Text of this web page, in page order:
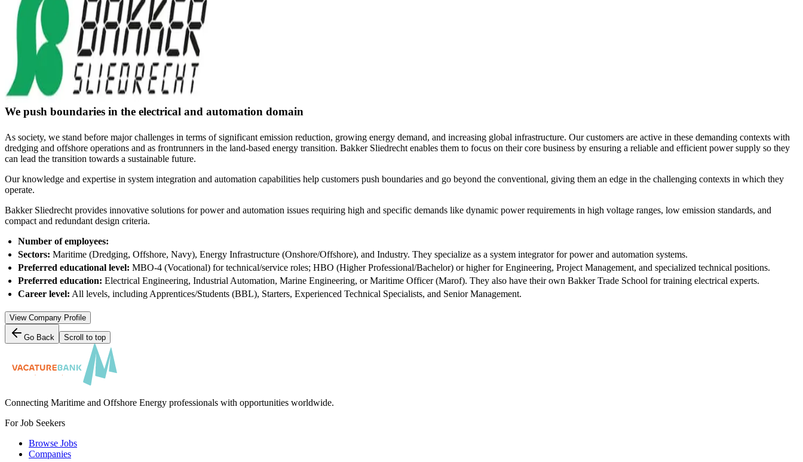
We push boundaries in the electrical and automation domain
As society, we stand before major challenges in terms of significant emission reduction, growing energy demand, and increasing global infrastructure. Our customers are active in these demanding contexts with
dredging and offshore operations and as frontrunners in the land-based energy transition. Bakker Sliedrecht enables them to focus on their core business by ensuring a reliable and efficient power supply so they
can lead the transition towards a sustainable future.
Our knowledge and expertise in system integration and automation capabilities help customers push boundaries and go beyond the conventional, giving them an edge in the challenging contexts in which they
operate.
Bakker Sliedrecht provides innovative solutions for power and automation issues requiring high and specific demands like dynamic power requirements in high voltage ranges, low emission standards, and
compact and redundant design criteria.
Number of employees:
Sectors: Maritime (Dredging, Offshore, Navy), Energy Infrastructure (Onshore/Offshore), and Industry. They specialize as a system integrator for power and automation systems.
Preferred educational level: MBO-4 (Vocational) for technical/service roles; HBO (Higher Professional/Bachelor) or higher for Engineering, Project Management, and specialized technical positions.
Preferred education: Electrical Engineering, Industrial Automation, Marine Engineering, or Maritime Officer (Marof). They also have their own Bakker Trade School for training electrical experts.
Career level: All levels, including Apprentices/Students (BBL), Starters, Experienced Technical Specialists, and Senior Management.
View Company Profile
Go Back Scroll to top
Connecting Maritime and Offshore Energy professionals with opportunities worldwide.
For Job Seekers
Browse Jobs
Companies